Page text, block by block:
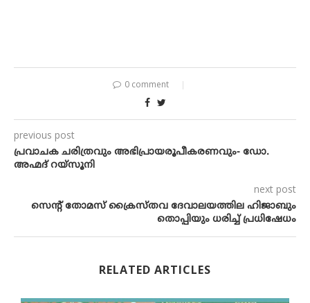
0 comment
previous post
പ്രവാചക ചരിത്രവും അഭിപ്രായരൂപീകരണവും- ഡോ.
അഹ്മദ് റയ്‌സൂനി
next post
സെന്റ് തോമസ് ക്രൈസ്തവ ദേവാലയത്തില ഹിജാബും
തൊപ്പിയും ധരിച്ച് പ്രധിഷേധം
RELATED ARTICLES